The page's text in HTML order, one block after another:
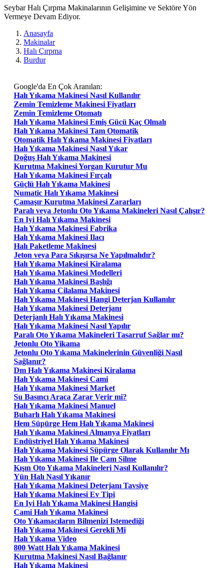
Seybar Halı Çırpma Makinalarının Gelişimine ve Sektöre Yön
Vermeye Devam Ediyor.
Anasayfa
Makinalar
Halı Çırpma
Burdur
Google'da En Çok Aranılan:
Halı Yıkama Makinesi Nasıl Kullanılır
Zemin Temizleme Makinesi Fiyatları
Zemin Temizleme Otomatı
Halı Yıkama Makinesi Emiş Gücü Kaç Olmalı
Halı Yıkama Makinesi Tam Otomatik
Otomatik Halı Yıkama Makinesi Fiyatları
Halı Yıkama Makinesi Nasıl Yıkar
Doğuş Halı Yıkama Makinesi
Kurutma Makinesi Yorgan Kurutur Mu
Halı Yıkama Makinesi Fırçalı
Güçlü Halı Yıkama Makinesi
Numatic Halı Yıkama Makinesi
Çamaşır Kurutma Makinesi Zararları
Paralı veya Jetonlu Oto Yıkama Makineleri Nasıl Çalışır?
En Iyi Halı Yıkama Makinesi
Halı Yıkama Makinesi Fabrika
Halı Yıkama Makinesi Ilacı
Halı Paketleme Makinesi
Jeton veya Para Sıkışırsa Ne Yapılmalıdır?
Halı Yıkama Makinesi Kiralama
Halı Yıkama Makinesi Modelleri
Halı Yıkama Makinesi Başlığı
Halı Yıkama Cilalama Makinesi
Halı Yıkama Makinesi Hangi Deterjan Kullanılır
Halı Yıkama Makinesi Deterjanı
Deterjanlı Halı Yıkama Makinesi
Halı Yıkama Makinesi Nasıl Yapılır
Paralı Oto Yıkama Makineleri Tasarruf Sağlar mı?
Jetonlu Oto Yikama
Jetonlu Oto Yıkama Makinelerinin Güvenliği Nasıl
Sağlanır?
Dm Halı Yıkama Makinesi Kiralama
Halı Yıkama Makinesi Cami
Halı Yıkama Makinesi Market
Su Basıncı Araca Zarar Verir mi?
Halı Yıkama Makinesi Manuel
Buharlı Halı Yıkama Makinesi
Hem Süpürge Hem Halı Yıkama Makinesi
Halı Yıkama Makinesi Almanya Fiyatları
Endüstriyel Halı Yıkama Makinesi
Halı Yıkama Makinesi Süpürge Olarak Kullanılır Mı
Halı Yıkama Makinesi Ile Cam Silme
Kışın Oto Yıkama Makineleri Nasıl Kullanılır?
Yün Halı Nasıl Yıkanır
Halı Yıkama Makinesi Deterjanı Tavsiye
Halı Yıkama Makinesi Ev Tipi
En Iyi Halı Yıkama Makinesi Hangisi
Cami Halı Yıkama Makinesi
Oto Yıkamacıların Bilmenizi Istemediği
Halı Yıkama Makinesi Gerekli Mi
Halı Yıkama Video
800 Watt Halı Yıkama Makinesi
Kurutma Makinesi Nasıl Bağlanır
Halı Yıkama Makinesi